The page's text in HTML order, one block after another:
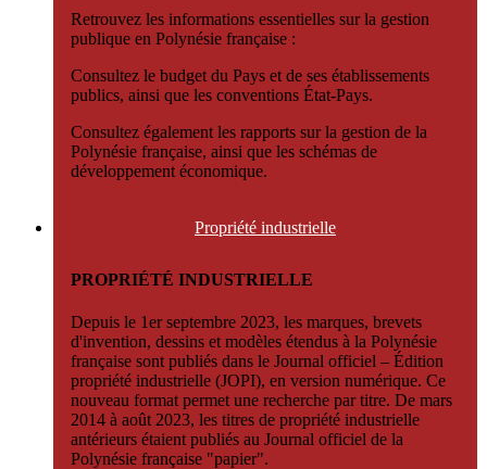
Retrouvez les informations essentielles sur la gestion
publique en Polynésie française :
Consultez le budget du Pays et de ses établissements
publics, ainsi que les conventions État-Pays.
Consultez également les rapports sur la gestion de la
Polynésie française, ainsi que les schémas de
développement économique.
Propriété industrielle
PROPRIÉTÉ INDUSTRIELLE
Depuis le 1er septembre 2023, les marques, brevets
d'invention, dessins et modèles étendus à la Polynésie
française sont publiés dans le Journal officiel – Édition
propriété industrielle (JOPI), en version numérique. Ce
nouveau format permet une recherche par titre. De mars
2014 à août 2023, les titres de propriété industrielle
antérieurs étaient publiés au Journal officiel de la
Polynésie française "papier".